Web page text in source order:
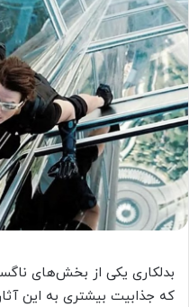
بدلکاری یکی از بخش‌های
که جذابیت بیشتری به این